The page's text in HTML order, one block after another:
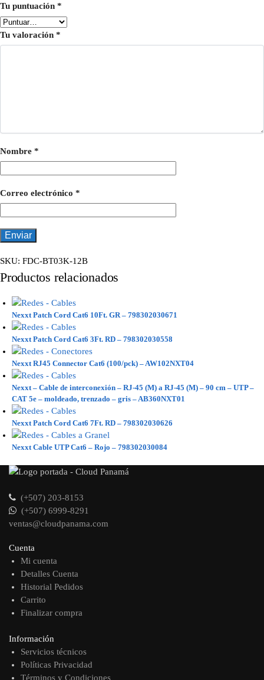
Tu puntuación *
Tu valoración *
Nombre *
Correo electrónico *
SKU: FDC-BT03K-12B
Productos relacionados
Nexxt Patch Cord Cat6 10Ft. GR – 798302030671
Nexxt Patch Cord Cat6 3Ft. RD – 798302030558
Nexxt RJ45 Connector Cat6 (100/pck) – AW102NXT04
Nexxt – Cable de interconexión – RJ-45 (M) a RJ-45 (M) – 90 cm – UTP –
CAT 5e – moldeado, trenzado – gris – AB360NXT01
Nexxt Patch Cord Cat6 7Ft. RD – 798302030626
Nexxt Cable UTP Cat6 – Rojo – 798302030084
(+507) 203-8153
(+507) 6999-8291
ventas@cloudpanama.com
Cuenta
Mi cuenta
Detalles Cuenta
Historial Pedidos
Carrito
Finalizar compra
Información
Servicios técnicos
Políticas Privacidad
Términos y Condiciones